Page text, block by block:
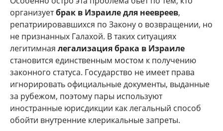
организуетбрак в Израиле для неевреев,
репатриировавшихся по Закону о возвращении, но
не признанных Галахой. В таких ситуациях
легитимная легализация брака в Израиле
становится единственным мостом к получению
законного статуса. Государство не имеет права
игнорировать официальные документы, выданные
за рубежом, поэтому пары используют
иностранные юрисдикции как легальный способ
обойти внутренние клерикальные запреты.